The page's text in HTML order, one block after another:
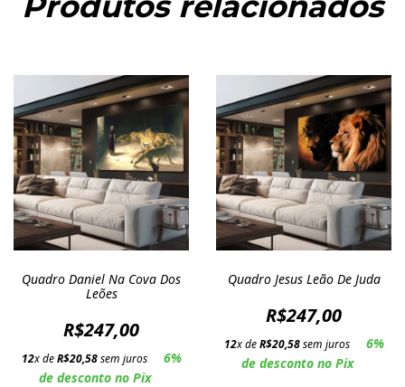
Quadro Daniel Na Cova Dos
Leões
R$247,00
12x deR$20,58sem juros
6%
de desconto no Pix
Quadro Jesus Leão De Juda
R$247,00
12x deR$20,58sem juros
6%
de desconto no Pix